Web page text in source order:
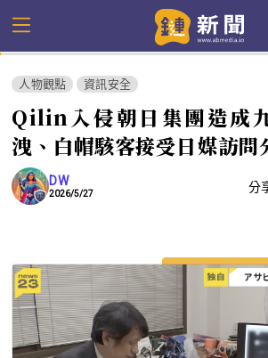
人物觀點 資訊安全
Qilin入侵朝日集團造成
洩、白帽駭客接受日媒訪問
DW
2026/5/27 分